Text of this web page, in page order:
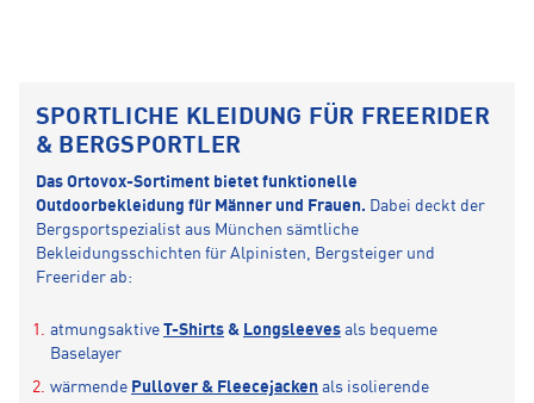
SPORTLICHE KLEIDUNG FÜR FREERIDER
& BERGSPORTLER
Das Ortovox-Sortiment bietet funktionelle
Outdoorbekleidung für Männer und Frauen. Dabei deckt der
Bergsportspezialist aus München sämtliche
Bekleidungsschichten für Alpinisten, Bergsteiger und
Freerider ab:
atmungsaktive T-Shirts & Longsleeves als bequeme
Baselayer
wärmende Pullover & Fleecejacken als isolierende